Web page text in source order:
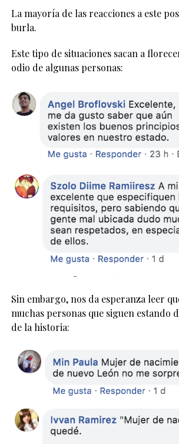
La mayoría de las reacciones a este
burla.
Este tipo de situaciones sacan a
odio de algunas personas:
Sin embargo, nos da esperanza leer
muchas personas que siguen estando
de la historia: